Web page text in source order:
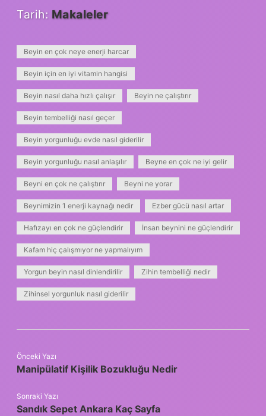
Tarih: Makaleler
Beyin en çok neye enerji harcar
Beyin için en iyi vitamin hangisi
Beyin nasıl daha hızlı çalışır Beyin ne çalıştırır
Beyin tembelliği nasıl geçer
Beyin yorgunluğu evde nasıl giderilir
Beyin yorgunluğu nasıl anlaşılır Beyne en çok ne iyi gelir
Beyni en çok ne çalıştırır Beyni ne yorar
Beynimizin 1 enerji kaynağı nedir Ezber gücü nasıl artar
Hafızayı en çok ne güçlendirir İnsan beynini ne güçlendirir
Kafam hiç çalışmıyor ne yapmalıyım
Yorgun beyin nasıl dinlendirilir Zihin tembelliği nedir
Zihinsel yorgunluk nasıl giderilir
Önceki Yazı
Manipülatif Kişilik Bozukluğu Nedir
Sonraki Yazı
Sandık Sepet Ankara Kaç Sayfa